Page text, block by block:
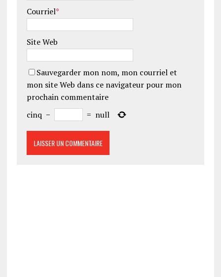
Courriel*
Site Web
Sauvegarder mon nom, mon courriel et
mon site Web dans ce navigateur pour mon
prochain commentaire
cinq − = null